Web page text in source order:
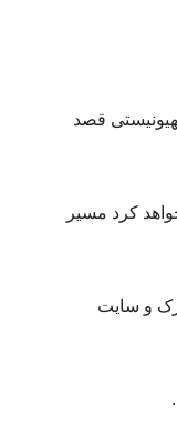
قصد
کرد مسیر
بزک و سایت